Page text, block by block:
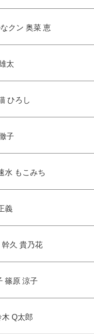
クン 奥菜 恵
太
ひろし
子
水 もこみち
義
幹久 貴乃花
篠原 涼子
Q太郎